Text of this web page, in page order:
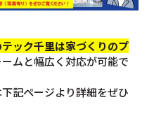
ック千里は家づくりのプ
ムと幅広く対応が可能で
記ページより詳細をぜひ